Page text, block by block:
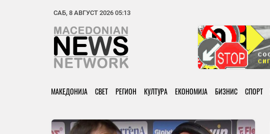
САБ, 8 АВГУСТ 2026 05:13
МАКЕДОНИЈА СВЕТ РЕГИОН КУЛТУРА ЕКОНОМИЈА БИЗНИС СПОРТ